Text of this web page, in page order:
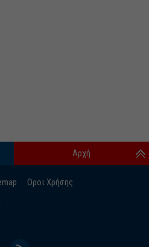
Οροι Χρήσης
Αρχή